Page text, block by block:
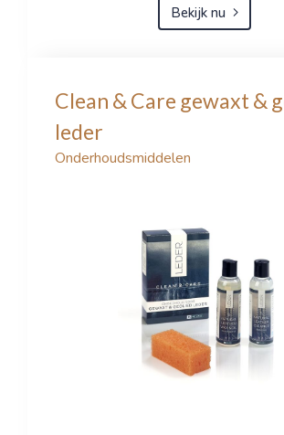
Bekijk nu
Clean & Care gewaxt &
leder
Onderhoudsmiddelen